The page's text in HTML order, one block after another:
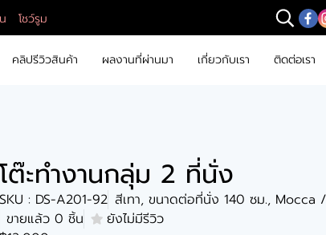
โชว์รูม
คลิปรีวิวสินค้า ผลงานที่ผ่านมา เกี่ยวกับเรา ติดต่อเรา
โต๊ะทำงานกลุ่ม 2 ที่นั่ง
SKU : DS-A201-92 สีเทา, ขนาดต่อที่นั่ง 140 ซม., Mocca
ขายแล้ว 0 ชิ้น
ยังไม่มีรีวิว